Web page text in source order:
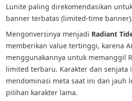
Lunite paling direkomendasikan
banner terbatas (limited-time banner).
Mengonversinya menjadi Radiant
memberikan value tertinggi, karena
menggunakannya untuk memanggil
limited terbaru. Karakter dan senjata
mendominasi meta saat ini dan jauh
pilihan karakter lama.